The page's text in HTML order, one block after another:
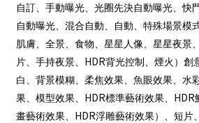
自訂、手動曝光、光圈先決自動曝光、快
自動曝光、混合自動、自動、特殊場景模
肌膚、全景、食物、星星人像、星星夜景
片、手持夜景、 HDR背光控制、煙火）創
白、背景模糊、柔焦效果、魚眼效果、水
果、模型效果、 HDR標準藝術效果、 HDR
畫藝術效果、 HDR浮雕藝術效果）、短片